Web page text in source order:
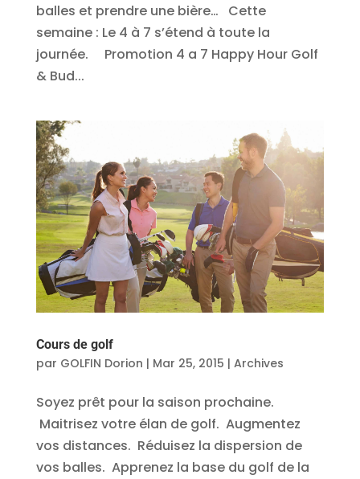
balles et prendre une bière… Cette
semaine : Le 4 à 7 s’étend à toute la
journée. Promotion 4 a 7 Happy Hour Golf
& Bud...
Cours de golf
par GOLFIN Dorion | Mar 25, 2015 | Archives
Soyez prêt pour la saison prochaine.
Maitrisez votre élan de golf. Augmentez
vos distances. Réduisez la dispersion de
vos balles. Apprenez la base du golf de la